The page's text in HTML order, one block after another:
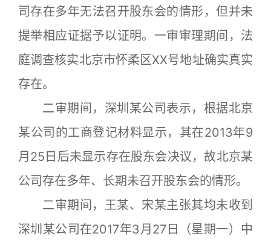
司存在多年无法召开股东会的情形，但并未
提举相应证据予以证明。一审审理期间，法
庭调查核实北京市怀柔区XX号地址确实真实
存在。
二审期间，深圳某公司表示，根据北京
某公司的工商登记材料显示，其在2013年9
月25日后未显示存在股东会决议，故北京某
公司存在多年、长期未召开股东会的情形。
二审期间，王某、宋某主张其均未收到
深圳某公司在2017年3月27日（星期一）中